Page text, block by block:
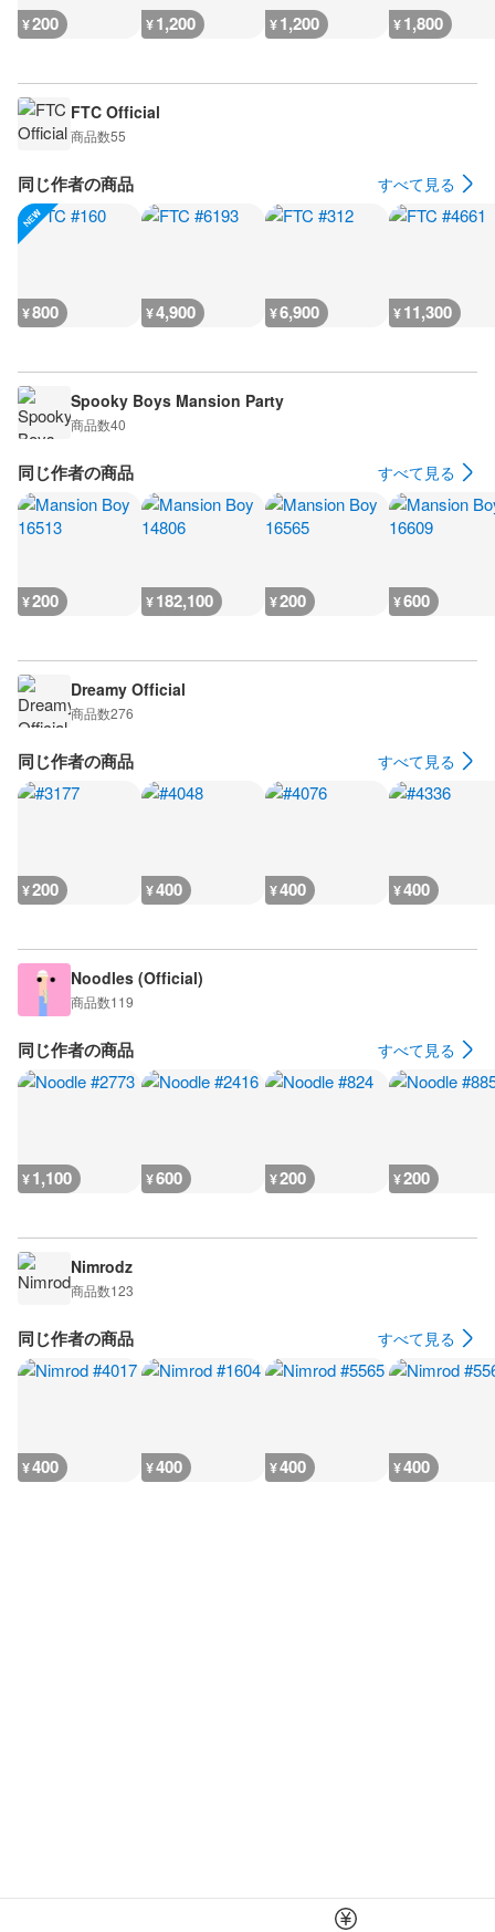
¥200 ¥1,200 ¥1,200 ¥1,800
FTC Official
商品数55
同じ作者の商品 すべて見る
¥800 ¥4,900 ¥6,900 ¥11,300
Spooky Boys Mansion Party
商品数40
同じ作者の商品 すべて見る
¥200 ¥182,100 ¥200 ¥600
Dreamy Official
商品数276
同じ作者の商品 すべて見る
¥200 ¥400 ¥400 ¥400
Noodles (Official)
商品数119
同じ作者の商品 すべて見る
¥1,100 ¥600 ¥200 ¥200
Nimrodz
商品数123
同じ作者の商品 すべて見る
¥400 ¥400 ¥400 ¥400